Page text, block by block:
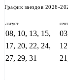
График заездов 2026-
август
08, 10, 13, 15,
17, 20, 22, 24,
27, 29, 31